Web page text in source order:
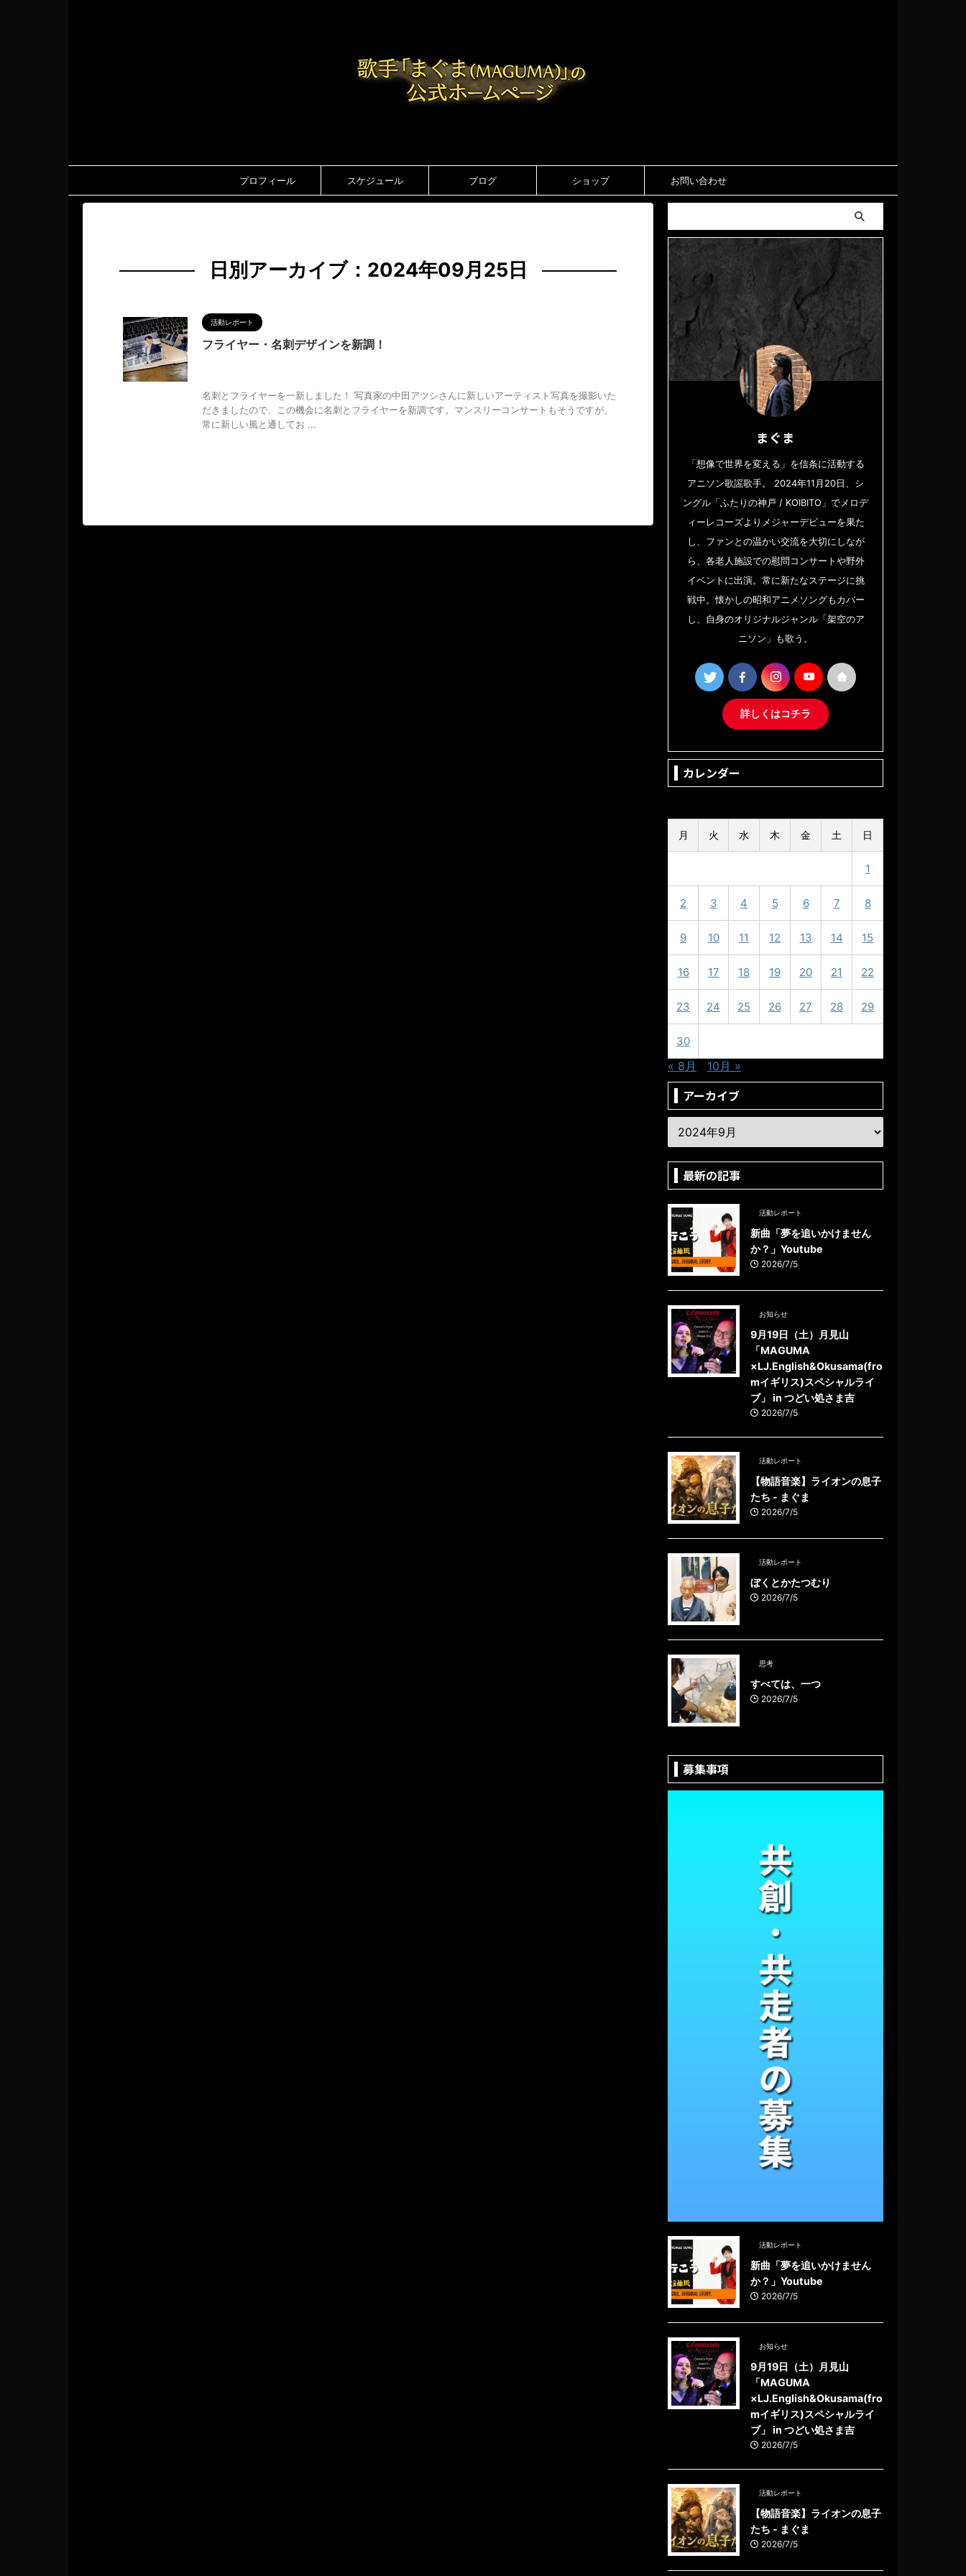
プロフィール スケジュール ブログ ショップ お問い合わせ
日別アーカイブ：2024年09月25日
活動レポート
フライヤー・名刺デザインを新調！
名刺とフライヤーを一新しました！ 写真家の中田アツシさんに新しいアーティスト写真を撮影いた
だきましたので、この機会に名刺とフライヤーを新調です。マンスリーコンサートもそうですが、
常に新しい風と通してお ...
まぐま
「想像で世界を変える」を信条に活動する
アニソン歌謡歌手。 2024年11月20日、シ
ングル「ふたりの神戸 / KOIBITO」でメロデ
ィーレコーズよりメジャーデビューを果た
し、ファンとの温かい交流を大切にしなが
ら、各老人施設での慰問コンサートや野外
イベントに出演。常に新たなステージに挑
戦中。懐かしの昭和アニメソングもカバー
し、自身のオリジナルジャンル「架空のア
ニソン」も歌う。
詳しくはコチラ
カレンダー
月 火 水 木 金 土 日
1
2 3 4 5 6 7 8
9 10 11 12 13 14 15
16 17 18 19 20 21 22
23 24 25 26 27 28 29
30
« 8月 10月 »
アーカイブ
最新の記事
活動レポート
新曲「夢を追いかけません
か？」Youtube
2026/7/5
お知らせ
9月19日（土）月見山
「MAGUMA
×LJ.English&Okusama(fro
mイギリス)スペシャルライ
ブ」 in つどい処さま吉
2026/7/5
活動レポート
【物語音楽】ライオンの息子
たち - まぐま
2026/7/5
活動レポート
ぼくとかたつむり
2026/7/5
思考
すべては、一つ
2026/7/5
募集事項
活動レポート
新曲「夢を追いかけません
か？」Youtube
2026/7/5
お知らせ
9月19日（土）月見山
「MAGUMA
×LJ.English&Okusama(fro
mイギリス)スペシャルライ
ブ」 in つどい処さま吉
2026/7/5
活動レポート
【物語音楽】ライオンの息子
たち - まぐま
2026/7/5